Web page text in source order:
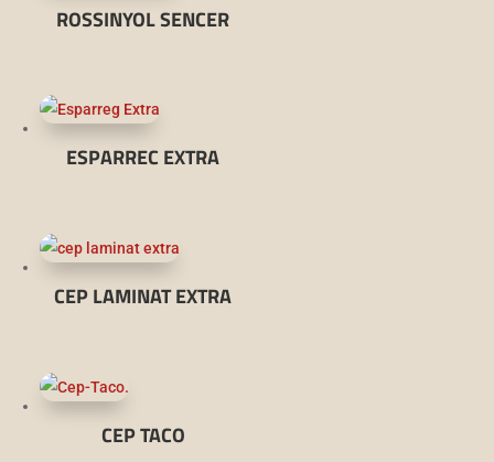
ROSSINYOL SENCER
ESPARREC EXTRA
CEP LAMINAT EXTRA
CEP TACO